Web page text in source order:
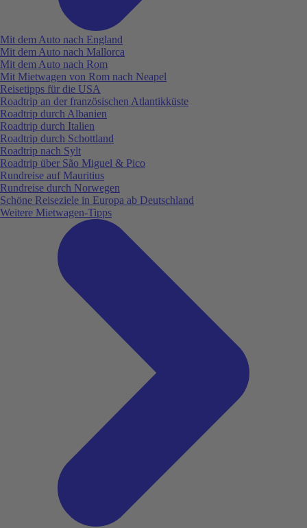
Mit dem Auto nach England
Mit dem Auto nach Mallorca
Mit dem Auto nach Rom
Mit Mietwagen von Rom nach Neapel
Reisetipps für die USA
Roadtrip an der französischen Atlantikküste
Roadtrip durch Albanien
Roadtrip durch Italien
Roadtrip durch Schottland
Roadtrip nach Sylt
Roadtrip über São Miguel & Pico
Rundreise auf Mauritius
Rundreise durch Norwegen
Schöne Reiseziele in Europa ab Deutschland
Weitere Mietwagen-Tipps